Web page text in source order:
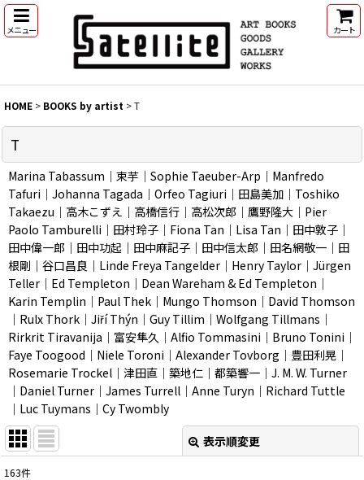
メニュー カート
HOME > BOOKS by artist >T
T
Marina Tabassum｜束芋｜Sophie Taeuber-Arp｜Manfredo
Tafuri｜Johanna Tagada｜Orfeo Tagiuri｜田島美加｜Toshiko
Takaezu｜高木こずえ｜高橋信行｜高松次郎｜鷹野隆大｜Pier
Paolo Tamburelli｜田村玲子｜Fiona Tan｜Lisa Tan｜田中敦子｜
田中偉一郎｜田中功起｜田中麻記子｜田中信太郎｜田名網敬一｜田
根剛｜谷口昌良｜Linde Freya Tangelder｜Henry Taylor｜Jürgen
Teller｜Ed Templeton｜Dean Wareham & Ed Templeton｜
Karin Templin｜Paul Thek｜Mungo Thomson｜David Thomson
｜Rulx Thork｜Jiří Thýn｜Guy Tillim｜Wolfgang Tillmans｜
Rirkrit Tiravanija｜富安隼久｜Alfio Tommasini｜Bruno Tonini｜
Faye Toogood｜Niele Toroni｜Alexander Tovborg｜豊田利晃｜
Rosemarie Trockel｜津田直｜築地仁｜都築響一｜J. M. W. Turner
｜Daniel Turner｜James Turrell｜Anne Turyn｜Richard Tuttle
｜Luc Tuymans｜Cy Twombly
表示順変更
163件